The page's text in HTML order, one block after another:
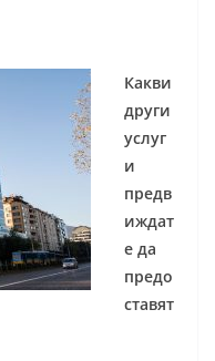
Какви
други
услуг
и
предв
иждат
е да
предо
ставят